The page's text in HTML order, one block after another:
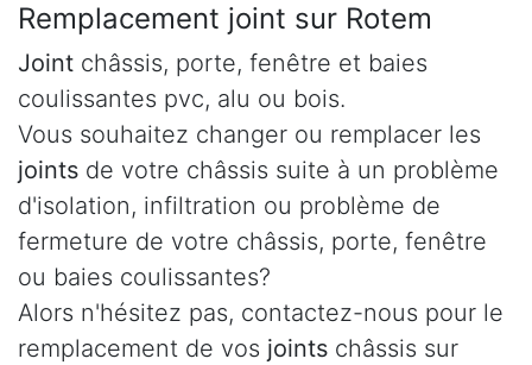
Remplacement joint sur Rotem
Joint châssis, porte, fenêtre et baies
coulissantes pvc, alu ou bois.
Vous souhaitez changer ou remplacer les
joints de votre châssis suite à un problème
d'isolation, infiltration ou problème de
fermeture de votre châssis, porte, fenêtre
ou baies coulissantes?
Alors n'hésitez pas, contactez-nous pour le
remplacement de vos joints châssis sur